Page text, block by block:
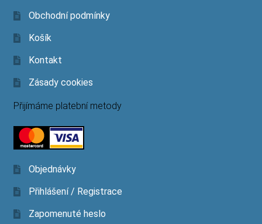
Obchodní podmínky
Košík
Kontakt
Zásady cookies
Přijímáme platební metody
Objednávky
Přihlášení / Registrace
Zapomenuté heslo